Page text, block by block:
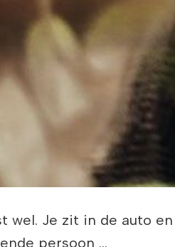
wel. Je zit in de auto
persoon …